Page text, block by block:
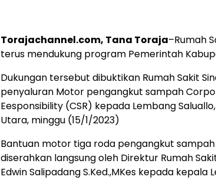
Torajachannel.com, Tana Toraja–Rumah
terus mendukung program Pemerintah
Dukungan tersebut dibuktikan Rumah Sakit
penyaluran Motor pengangkut sampah
Eesponsibility (CSR) kepada Lembang
Utara, minggu (15/1/2023)
Bantuan motor tiga roda pengangkut
diserahkan langsung oleh Direktur Rumah
Edwin Salipadang S.Ked.,MKes kepada kepala